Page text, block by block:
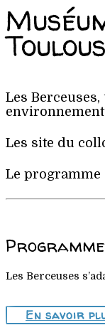
Les
Les site du
Le programme
Les Berceuses
En savoir